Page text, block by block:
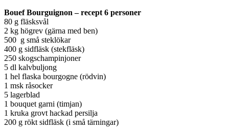
Bouef Bourguignon – recept 6 personer
80 g fläsksvål
2 kg högrev (gärna med ben)
500 g små steklökar
400 g sidfläsk (stekfläsk)
250 skogschampinjoner
5 dl kalvbuljong
1 hel flaska bourgogne (rödvin)
1 msk råsocker
5 lagerblad
1 bouquet garni (timjan)
1 kruka grovt hackad persilja
200 g rökt sidfläsk (i små tärningar)